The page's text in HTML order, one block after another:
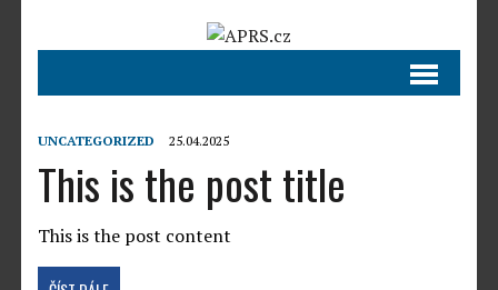
UNCATEGORIZED 25.04.2025
This is the post title
This is the post content